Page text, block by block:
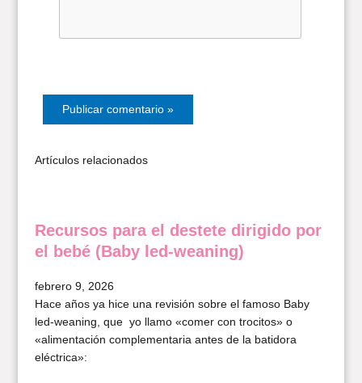
Artículos relacionados
Recursos para el destete dirigido por
el bebé (Baby led-weaning)
febrero 9, 2026
Hace años ya hice una revisión sobre el famoso Baby
led-weaning, que yo llamo «comer con trocitos» o
«alimentación complementaria antes de la batidora
eléctrica»: